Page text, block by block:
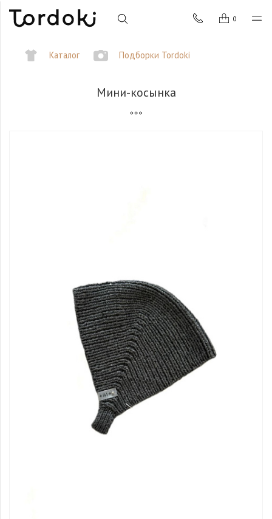
0
Каталог Подборки Tordoki
Мини-косынка